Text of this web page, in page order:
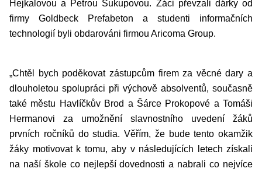
Hejkalovou a Petrou Sukupovou. Žáci převzali dárky od
firmy Goldbeck Prefabeton a studenti informačních
technologií byli obdarováni firmou Aricoma Group.
„Chtěl bych poděkovat zástupcům firem za věcné dary a
dlouholetou spolupráci při výchově absolventů, současně
také městu Havlíčkův Brod a Šárce Prokopové a Tomáši
Hermanovi za umožnění slavnostního uvedení žáků
prvních ročníků do studia. Věřím, že bude tento okamžik
žáky motivovat k tomu, aby v následujících letech získali
na naší škole co nejlepší dovednosti a nabrali co nejvíce